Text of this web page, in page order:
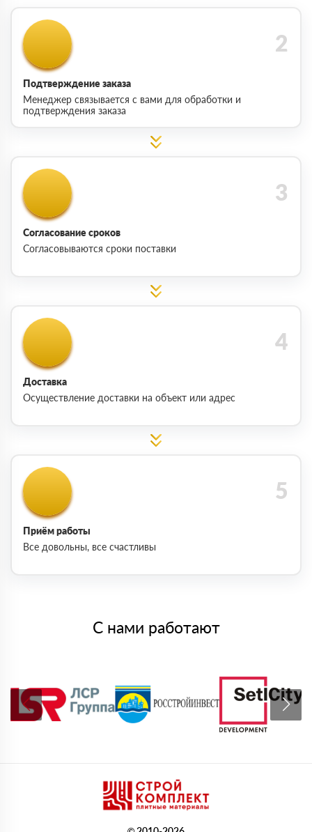
Подтверждение заказа
Менеджер связывается с вами для обработки и
подтверждения заказа
Согласование сроков
Согласовываются сроки поставки
Доставка
Осуществление доставки на объект или адрес
Приём работы
Все довольны, все счастливы
С нами работают